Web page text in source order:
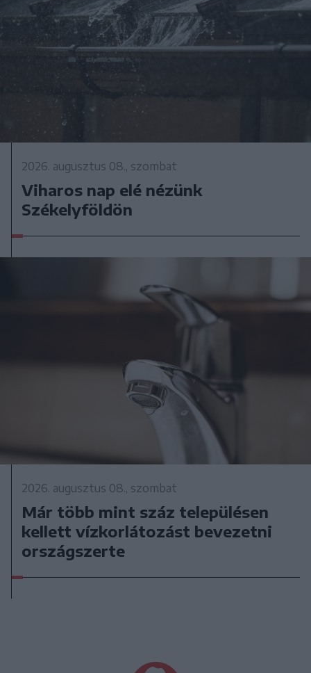
2026. augusztus 08., szombat
Viharos nap elé nézünk
Székelyföldön
2026. augusztus 08., szombat
Már több mint száz településen
kellett vízkorlátozást bevezetni
országszerte